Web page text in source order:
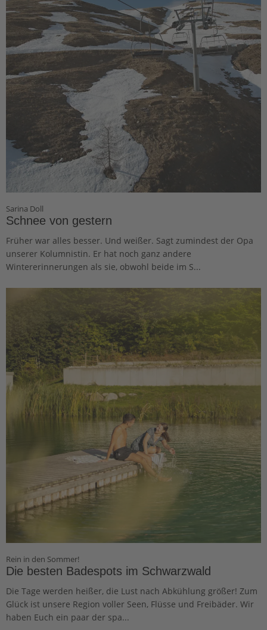
Sarina Doll
Schnee von gestern
Früher war alles besser. Und weißer. Sagt zumindest der Opa
unserer Kolumnistin. Er hat noch ganz andere
Wintererinnerungen als sie, obwohl beide im S...
Rein in den Sommer!
Die besten Badespots im Schwarzwald
Die Tage werden heißer, die Lust nach Abkühlung größer! Zum
Glück ist unsere Region voller Seen, Flüsse und Freibäder. Wir
haben Euch ein paar der spa...